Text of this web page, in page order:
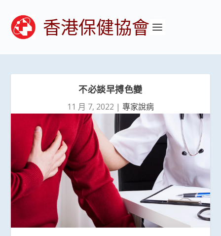
香港保健協會
不必談早搏色變
11 月 7, 2022 | 專家說病